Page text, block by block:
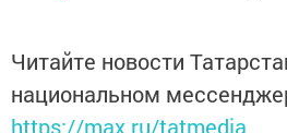
Читайте новости
национальном
https://max.ru/tatmedia